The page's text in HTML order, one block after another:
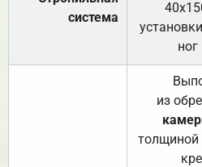
система
из